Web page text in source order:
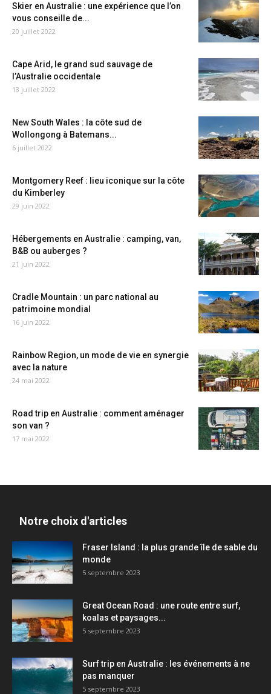
Skier en Australie : une expérience que l’on
vous conseille de...
20 juillet 2022
Cape Arid, le grand sud sauvage de
l’Australie occidentale
13 juillet 2022
New South Wales : la côte sud de
Wollongong à Batemans...
6 juillet 2022
Montgomery Reef : lieu iconique sur la côte
du Kimberley
29 juin 2022
Hébergements en Australie : camping, van,
B&B ou auberges ?
21 juin 2022
Cradle Mountain : un parc national au
patrimoine mondial
16 juin 2022
Rainbow Region, un mode de vie en synergie
avec la nature
24 mai 2022
Road trip en Australie : comment aménager
son van ?
17 mai 2022
Notre choix d'articles
Fraser Island : la plus grande île de sable du
monde
5 septembre 2023
Great Ocean Road : une route entre surf,
koalas et paysages...
5 septembre 2023
Surf trip en Australie : les événements à ne
pas manquer
5 septembre 2023